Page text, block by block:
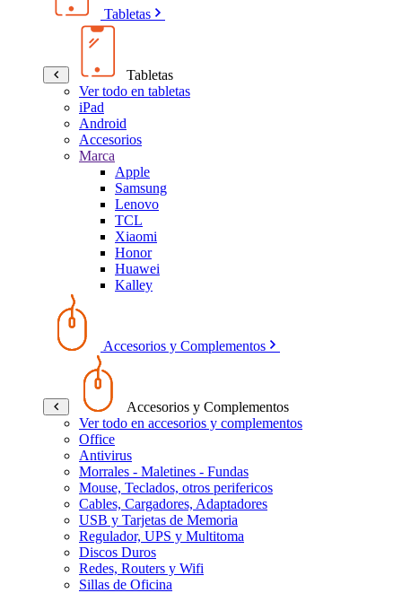
Tabletas
Tabletas
Ver todo en tabletas
iPad
Android
Accesorios
Marca
Apple
Samsung
Lenovo
TCL
Xiaomi
Honor
Huawei
Kalley
Accesorios y Complementos
Accesorios y Complementos
Ver todo en accesorios y complementos
Office
Antivirus
Morrales - Maletines - Fundas
Mouse, Teclados, otros perifericos
Cables, Cargadores, Adaptadores
USB y Tarjetas de Memoria
Regulador, UPS y Multitoma
Discos Duros
Redes, Routers y Wifi
Sillas de Oficina